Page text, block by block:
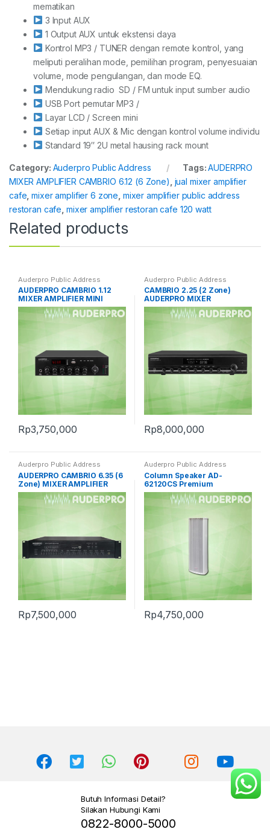
mematikan
3 Input AUX
1 Output AUX untuk ekstensi daya
Kontrol MP3 / TUNER dengan remote kontrol, yang
meliputi peralihan mode, pemilihan program, penyesuaian
volume, mode pengulangan, dan mode EQ.
Mendukung radio SD / FM untuk input sumber audio
USB Port pemutar MP3 /
Layar LCD / Screen mini
Setiap input AUX & Mic dengan kontrol volume individu
Standard 19″ 2U metal hausing rack mount
Category: Auderpro Public Address Tags:AUDERPRO
MIXER AMPLIFIER CAMBRIO 6.12 (6 Zone) jual mixer amplifier
cafe ,mixer amplifier 6 zone mixer amplifier public address
restoran cafe mixer amplifier restoran cafe 120 watt
Related products
Auderpro Public Address
AUDERPRO CAMBRIO 1.12
MIXER AMPLIFIER MINI
Rp3,750,000
Auderpro Public Address
CAMBRIO 2.25 (2 Zone)
AUDERPRO MIXER
AMPLIFIER
Rp8,000,000
Auderpro Public Address
AUDERPRO CAMBRIO 6.35 (6
Zone) MIXER AMPLIFIER
Rp7,500,000
Auderpro Public Address
Column Speaker AD-
62120CS Premium
Rp4,750,000
Butuh Informasi Detail?
Silakan Hubungi Kami
0822-8000-5000